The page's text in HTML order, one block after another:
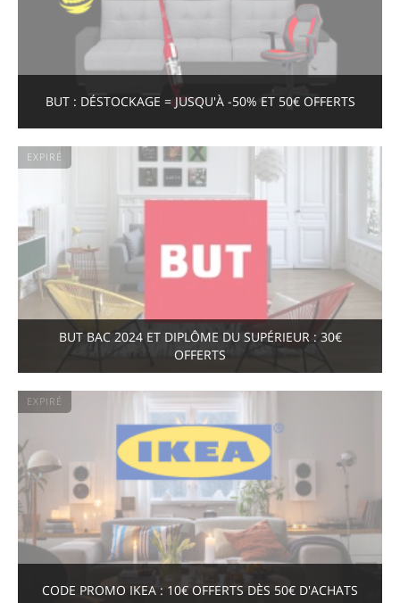
BUT : DÉSTOCKAGE = JUSQU'À -50% ET 50€ OFFERTS
EXPIRÉ
BUT BAC 2024 ET DIPLÔME DU SUPÉRIEUR : 30€
OFFERTS
EXPIRÉ
CODE PROMO IKEA : 10€ OFFERTS DÈS 50€ D'ACHATS